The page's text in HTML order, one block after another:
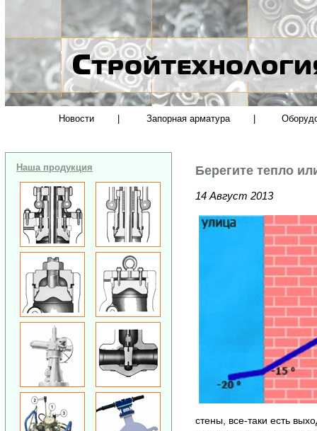
Новости Запорная арматура
Наша продукция Берегите тепло
14 Август 2013
стены, все-таки есть